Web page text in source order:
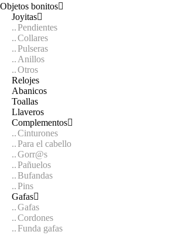
Objetos bonitos
Joyitas
Pendientes
Collares
Pulseras
Anillos
Otros
Relojes
Abanicos
Toallas
Llaveros
Complementos
Cinturones
Para el cabello
Gorr@s
Pañuelos
Bufandas
Pins
Gafas
Gafas
Cordones
Funda gafas